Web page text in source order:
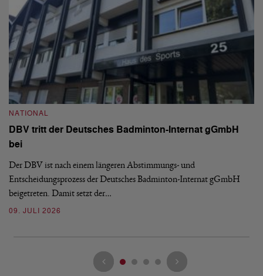
NATIONAL
DBV tritt der Deutsches Badminton-Internat gGmbH
bei
Der DBV ist nach einem längeren Abstimmungs- und
Entscheidungsprozess der Deutsches Badminton-Internat gGmbH
beigetreten. Damit setzt der…
09. JULI 2026